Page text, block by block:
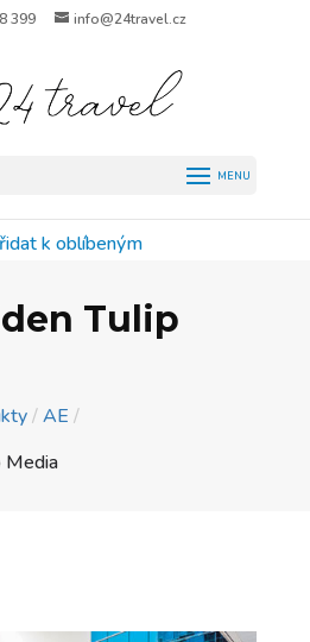
399 info@24travel.cz
k oblíbeným
Tulip
/AE /
Media